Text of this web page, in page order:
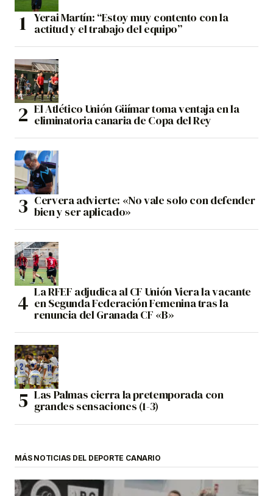
Yerai Martín: “Estoy muy contento con la
actitud y el trabajo del equipo”
El Atlético Unión Güímar toma ventaja en la
eliminatoria canaria de Copa del Rey
Cervera advierte: «No vale solo con defender
bien y ser aplicado»
La RFEF adjudica al CF Unión Viera la vacante
en Segunda Federación Femenina tras la
renuncia del Granada CF «B»
Las Palmas cierra la pretemporada con
grandes sensaciones (1-3)
MÁS NOTICIAS DEL DEPORTE CANARIO